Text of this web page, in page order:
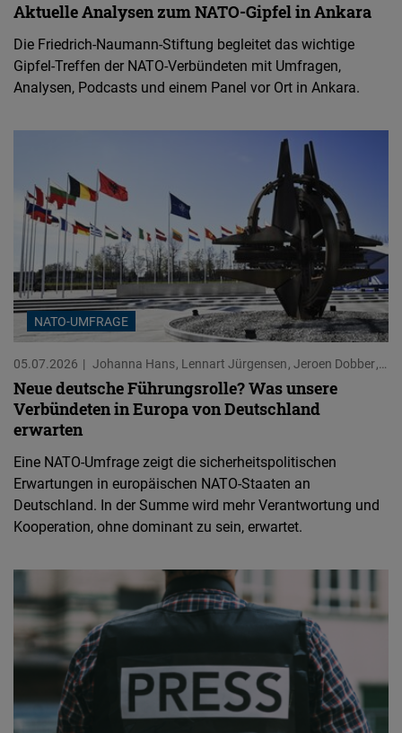
Aktuelle Analysen zum NATO-Gipfel in Ankara
Die Friedrich-Naumann-Stiftung begleitet das wichtige
Gipfel-Treffen der NATO-Verbündeten mit Umfragen,
Analysen, Podcasts und einem Panel vor Ort in Ankara.
NATO-UMFRAGE
05.07.2026 Johanna Hans Lennart Jürgensen Jeroen Dobber
Neue deutsche Führungsrolle? Was unsere
Verbündeten in Europa von Deutschland
erwarten
Eine NATO-Umfrage zeigt die sicherheitspolitischen
Erwartungen in europäischen NATO-Staaten an
Deutschland. In der Summe wird mehr Verantwortung und
Kooperation, ohne dominant zu sein, erwartet.